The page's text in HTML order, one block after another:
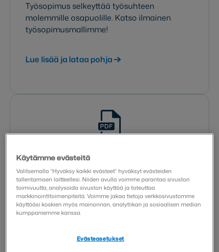
Työsopimus selkeyttää työsuhteen
molemmille osapuolille. Katso ilmainen
työsopimusmallimme!
Lue lisää ja lataa pohja
Kesätyöntekijän
työsopimus
Oletko palkkaamassa kesätyöntekijöitä?
Loimme maksuttoman kesätyöntekijän
suoraan selaimessa.
Käytämme evästeitä
Valitsemalla “Hyväksy kaikki evästeet” hyväksyt evästeiden
tallentamisen laitteellesi. Niiden avulla voimme parantaa sivuston
toimivuutta, analysoida sivuston käyttöä ja toteuttaa
markkinointitoimenpiteitä. Voimme jakaa tietoja verkkosivustomme
käyttöäsi koskien myös mainonnan, analytiikan ja sosiaalisen median
kumppaniemme kanssa.
Evästeasetukset